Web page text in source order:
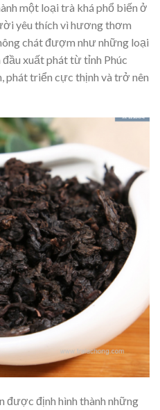
một loại trà khá phổ biến ở
yêu thích vì hương thơm
chát đượm như những loại
đầu xuất phát từ tỉnh Phúc
phát triển cực thịnh và trở nên
được định hình thành những